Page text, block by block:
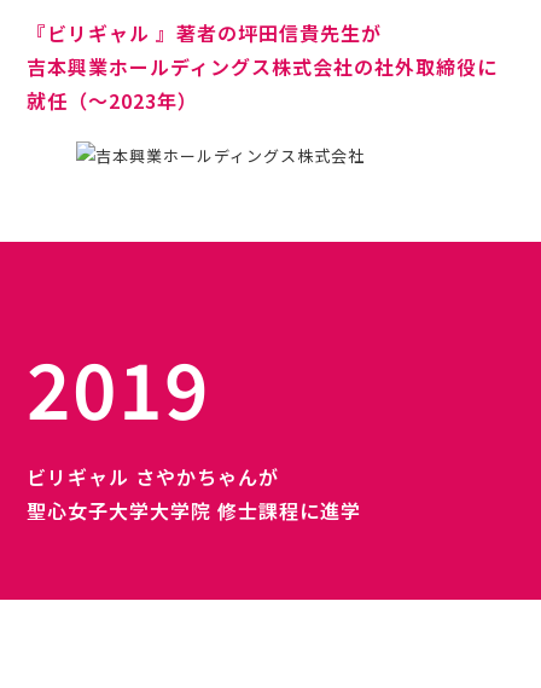
『ビリギャル 』著者の坪田信貴先生が
吉本興業ホールディングス株式会社の社外取締役に
就任（〜2023年）
2019
ビリギャル さやかちゃんが
聖心女子大学大学院 修士課程に進学